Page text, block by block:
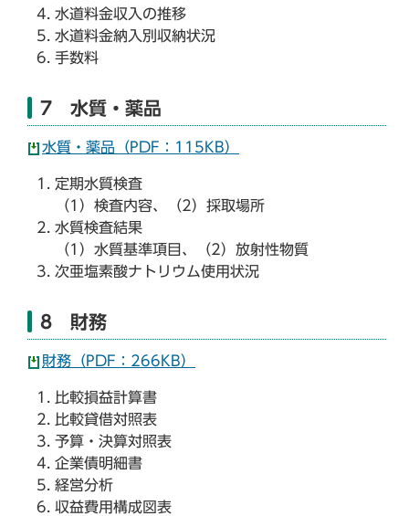
水道料金収入の推移
水道料金納入別収納状況
手数料
7 水質・薬品
水質・薬品（PDF：115KB）
定期水質検査
（1）検査内容、（2）採取場所
水質検査結果
（1）水質基準項目、（2）放射性物質
次亜塩素酸ナトリウム使用状況
8 財務
財務（PDF：266KB）
比較損益計算書
比較貸借対照表
予算・決算対照表
企業債明細書
経営分析
収益費用構成図表